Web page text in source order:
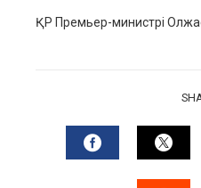
ҚР Премьер-министрі
FACEBOOK